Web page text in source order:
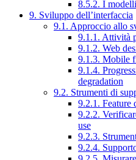
8.5.2. I
9. Sviluppo dell’interfaccia
9.1. Approccio allo
9.1.1. Attività
9.1.2. Web
9.1.3. Mobile
9.1.4.
degradation
9.2. Strumenti di
9.2.1. Feature
9.2.2.
use
9.2.3.
9.2.4.